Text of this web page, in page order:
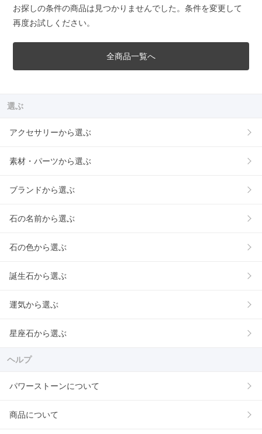
お探しの条件の商品は見つかりませんでした。条件を変更して
再度お試しください。
全商品一覧へ
選ぶ
アクセサリーから選ぶ
素材・パーツから選ぶ
ブランドから選ぶ
石の名前から選ぶ
石の色から選ぶ
誕生石から選ぶ
運気から選ぶ
星座石から選ぶ
ヘルプ
パワーストーンについて
商品について